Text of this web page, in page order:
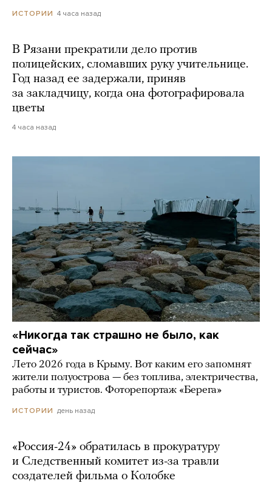
ИСТОРИИ 4 часа назад
В Рязани прекратили дело против
полицейских, сломавших руку учительнице.
Год назад ее задержали, приняв
за закладчицу, когда она фотографировала
цветы
4 часа назад
«Никогда так страшно не было, как
сейчас»
Лето 2026 года в Крыму. Вот каким его запомнят
жители полуострова — без топлива, электричества,
работы и туристов. Фоторепортаж «Берега»
ИСТОРИИ день назад
«Россия-24» обратилась в прокуратуру
и Следственный комитет из-за травли
создателей фильма о Колобке